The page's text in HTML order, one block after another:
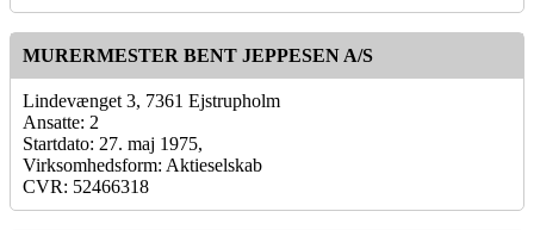
MURERMESTER BENT JEPPESEN A/S
Lindevænget 3, 7361 Ejstrupholm
Ansatte: 2
Startdato: 27. maj 1975,
Virksomhedsform: Aktieselskab
CVR: 52466318